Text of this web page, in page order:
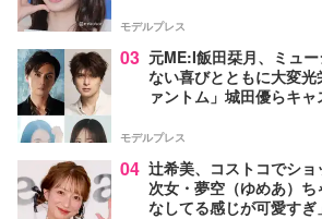
モデルプレス
03 元ME:I飯田栞月、ミュ
ない喜びとともに大変
ァントム」城田優らキ
モデルプレス
04 辻希美、コストコでシ
次女・夢空（ゆめあ）ち
なしてる感じが可愛す